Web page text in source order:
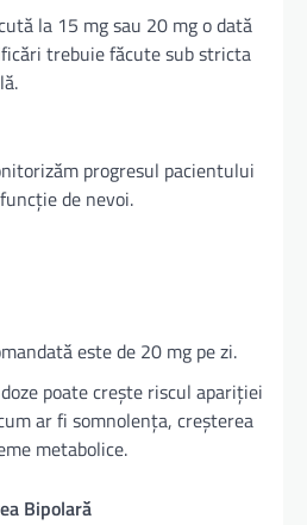
la 15 mg sau 20 mg o dată
trebuie făcute sub stricta
progresul pacientului
de nevoi.
este de 20 mg pe zi.
poate crește riscul apariției
ar fi somnolența, creșterea
metabolice.
Bipolară